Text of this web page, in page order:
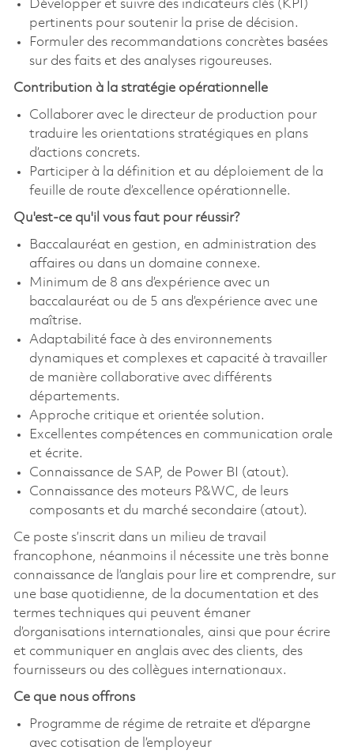
Développer et suivre des indicateurs clés (KPI)
pertinents pour soutenir la prise de décision.
Formuler des recommandations concrètes basées
sur des faits et des analyses rigoureuses.
Contribution à la stratégie opérationnelle
Collaborer avec le directeur de production pour
traduire les orientations stratégiques en plans
d’actions concrets.
Participer à la définition et au déploiement de la
feuille de route d’excellence opérationnelle.
Qu'est-ce qu'il vous faut pour réussir?
Baccalauréat en gestion, en administration des
affaires ou dans un domaine connexe.
Minimum de 8 ans d’expérience avec un
baccalauréat ou de 5 ans d’expérience avec une
maîtrise.
Adaptabilité face à des environnements
dynamiques et complexes et capacité à travailler
de manière collaborative avec différents
départements.
Approche critique et orientée solution.
Excellentes compétences en communication orale
et écrite.
Connaissance de SAP, de Power BI (atout).
Connaissance des moteurs P&WC, de leurs
composants et du marché secondaire (atout).
Ce poste s’inscrit dans un milieu de travail
francophone, néanmoins il nécessite une très bonne
connaissance de l’anglais pour lire et comprendre, sur
une base quotidienne, de la documentation et des
termes techniques qui peuvent émaner
d’organisations internationales, ainsi que pour écrire
et communiquer en anglais avec des clients, des
fournisseurs ou des collègues internationaux.
Ce que nous offrons
Programme de régime de retraite et d’épargne
avec cotisation de l’employeur